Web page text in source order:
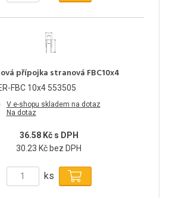
přípojka stranová FBC10x4
FBC 10x4 553505
V e-shopu skladem na dotaz
Na dotaz
36.58 Kč s DPH
30.23 Kč bez DPH
ks